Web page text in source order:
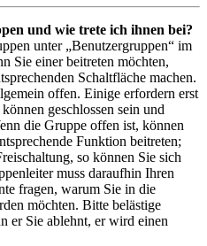
und wie trete ich ihnen bei?
unter „Benutzergruppen“ im
Sie einer beitreten möchten,
Schaltfläche machen.
offen. Einige erfordern erst
geschlossen sein und
die Gruppe offen ist, können
Funktion beitreten;
so können Sie sich
muss daraufhin Ihren
fragen, warum Sie in die
möchten. Bitte belästige
er Sie ablehnt, er wird einen